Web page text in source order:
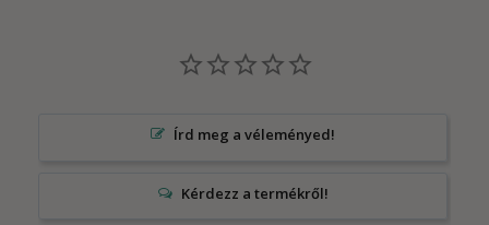
Írd meg a véleményed!